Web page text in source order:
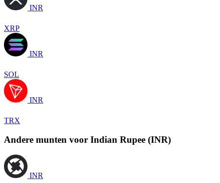
INR
XRP
INR
SOL
INR
TRX
Andere munten voor Indian Rupee (INR)
INR